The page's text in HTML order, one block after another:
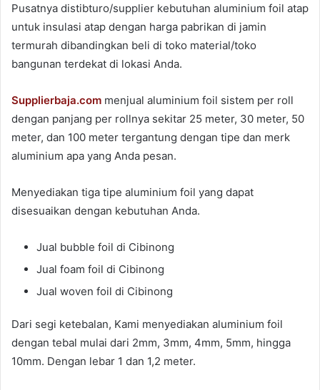
Pusatnya distibturo/supplier kebutuhan aluminium foil atap
untuk insulasi atap dengan harga pabrikan di jamin
termurah dibandingkan beli di toko material/toko
bangunan terdekat di lokasi Anda.
Supplierbaja.com menjual aluminium foil sistem per roll
dengan panjang per rollnya sekitar 25 meter, 30 meter, 50
meter, dan 100 meter tergantung dengan tipe dan merk
aluminium apa yang Anda pesan.
Menyediakan tiga tipe aluminium foil yang dapat
disesuaikan dengan kebutuhan Anda.
Jual bubble foil di Cibinong
Jual foam foil di Cibinong
Jual woven foil di Cibinong
Dari segi ketebalan, Kami menyediakan aluminium foil
dengan tebal mulai dari 2mm, 3mm, 4mm, 5mm, hingga
10mm. Dengan lebar 1 dan 1,2 meter.